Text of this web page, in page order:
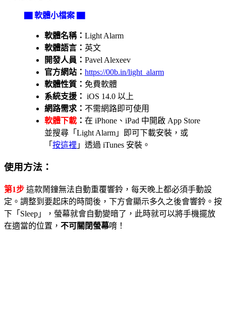
▇ 軟體小檔案 ▇
軟體名稱： Light Alarm
軟體語言： 英文
開發人員： Pavel Alexeev
官方網站： https://00b.in/light_alarm
軟體性質： 免費軟體
系統支援： iOS 14.0 以上
網路需求： 不需網路即可使用
軟體下載 ： 在 iPhone、iPad 中開啟 App Store
並搜尋「Light Alarm」即可下載安裝，或
「 按這裡 」透過 iTunes 安裝。
使用方法：
第1步 這款鬧鐘無法自動重覆響鈴，每天晚上都必須手動設
定。調整到要起床的時間後，下方會顯示多久之後會響鈴。按
下「Sleep」，螢幕就會自動變暗了，此時就可以將手機擺放
在適當的位置， 不可關閉螢幕唷！